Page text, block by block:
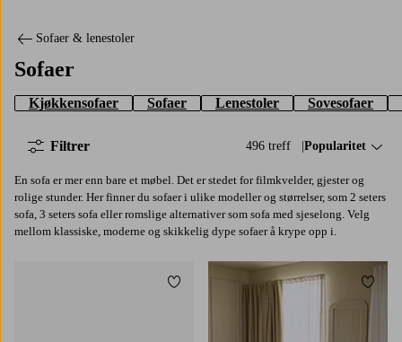
Sofaer & lenestoler
Sofaer
Kjøkkensofaer Sofaer Lenestoler Sovesofaer
496 treff Sorter på:
Popularitet
Filtrer
En sofa er mer enn bare et møbel. Det er stedet for filmkvelder, gjester og
rolige stunder. Her finner du sofaer i ulike modeller og størrelser, som 2 seters
sofa, 3 seters sofa eller romslige alternativer som sofa med sjeselong. Velg
mellom klassiske, moderne og skikkelig dype sofaer å krype opp i.
Legg til favoritter